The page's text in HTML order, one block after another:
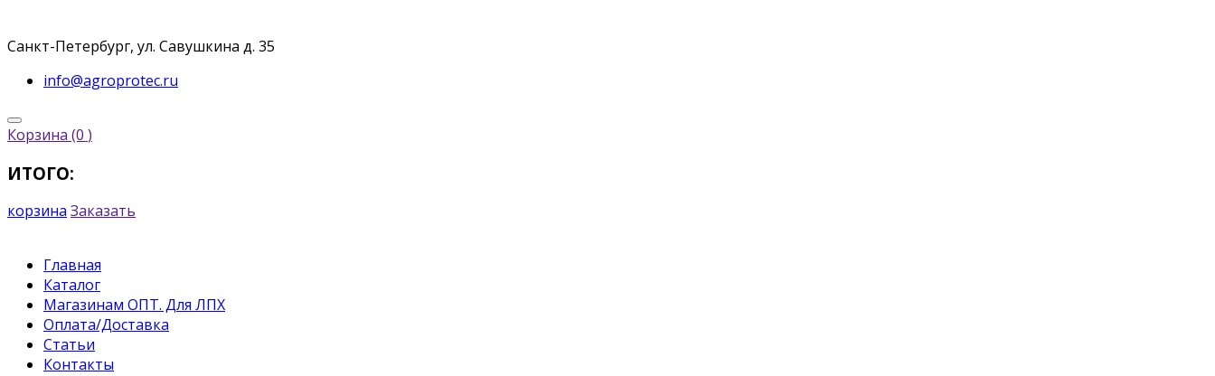
Санкт-Петербург, ул. Савушкина д. 35
info@agroprotec.ru
Корзина (0 )
ИТОГО:
корзина Заказать
Главная
Каталог
Магазинам ОПТ. Для ЛПХ
Оплата/Доставка
Статьи
Контакты